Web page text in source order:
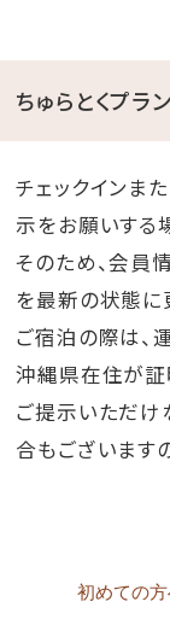
ちゅらとくプラ
チェックインま
示をお願いする
そのため、会員
を最新の状態に
ご宿泊の際は、
沖縄県在住が証
ご提示いただけ
合もございます
初めての